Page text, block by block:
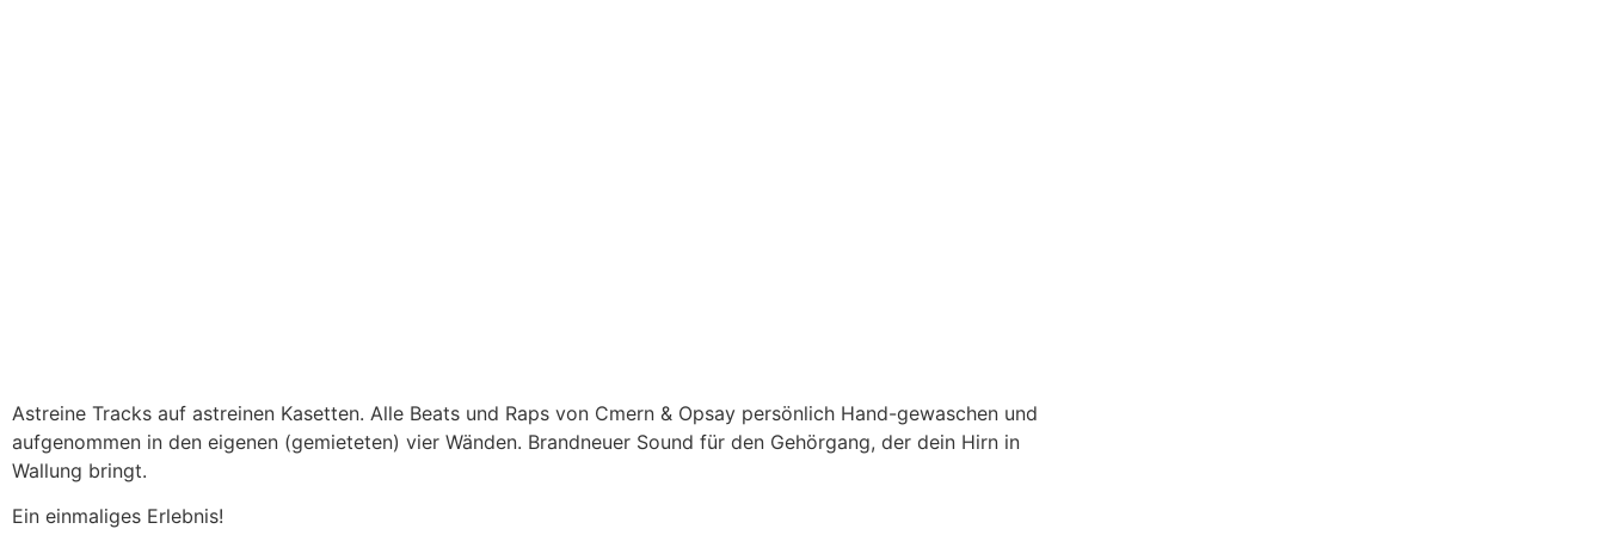
Astreine Tracks auf astreinen Kasetten. Alle Beats und Raps von Cmern & Opsay persönlich Hand-gewaschen und
aufgenommen in den eigenen (gemieteten) vier Wänden. Brandneuer Sound für den Gehörgang, der dein Hirn in
Wallung bringt.
Ein einmaliges Erlebnis!